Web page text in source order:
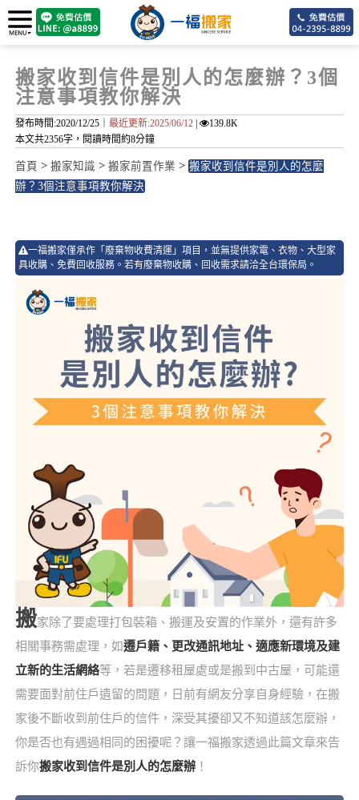
搬家收到信件是別人的怎麼辦？3個
注意事項教你解決
發布時間:2020/12/25｜ 最近更新:2025/06/12|
139.8K
本文共2356字，閱讀時間約8分鐘
首頁 > 搬家知識 > 搬家前置作業 > 搬家收到信件是別人的怎麼
辦？3個注意事項教你解決
一福搬家僅承作「廢棄物收費清運」項目，並無提供家電、衣物、大型家
具收購、免費回收服務。若有廢棄物收購、回收需求請洽全台環保局。
搬家除了要處理打包裝箱、搬運及安置的作業外，還有許多
相關事務需處理，如遷戶籍、更改通訊地址、適應新環境及建
立新的生活網絡等，若是遷移租屋處或是搬到中古屋，可能還
需要面對前住戶遺留的問題，日前有網友分享自身經驗，在搬
家後不斷收到前住戶的信件，深受其擾卻又不知道該怎麼辦，
你是否也有遇過相同的困擾呢？讓一福搬家透過此篇文章來告
訴你搬家收到信件是別人的怎麼辦！